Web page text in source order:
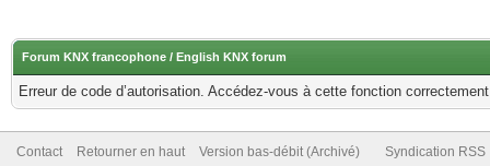
Forum KNX francophone / English KNX forum
Erreur de code d’autorisation. Accédez-vous à cette fonction
Contact Retourner en haut Version bas-débit (Archivé) Syndication RSS